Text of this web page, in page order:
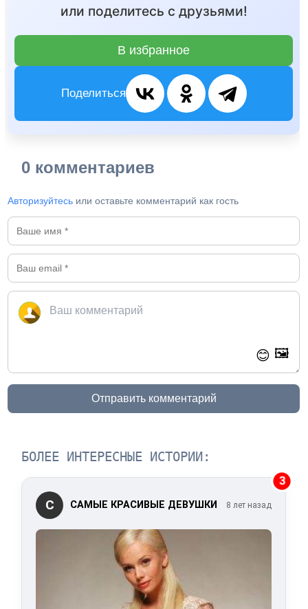
или поделитесь с друзьями!
В избранное
Поделиться
0 комментариев
Авторизуйтесь или оставьте комментарий как гость
😊 🖼️
Отправить комментарий
БОЛЕЕ ИНТЕРЕСНЫЕ ИСТОРИИ:
3
С САМЫЕ КРАСИВЫЕ ДЕВУШКИ 8 лет назад